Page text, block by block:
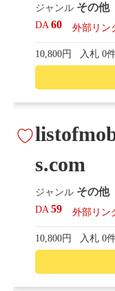
ジャンル その他
DA60 外部リン
10,800円 入札 0
s.com
ジャンル その他
DA59 外部リン
10,800円 入札 0